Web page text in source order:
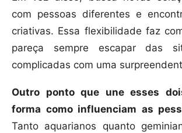
com pessoas diferentes e
criativas. Essa flexibilidade faz
pareça sempre escapar das
complicadas com uma
Outro ponto que une esses
forma como influenciam as
Tanto aquarianos quanto